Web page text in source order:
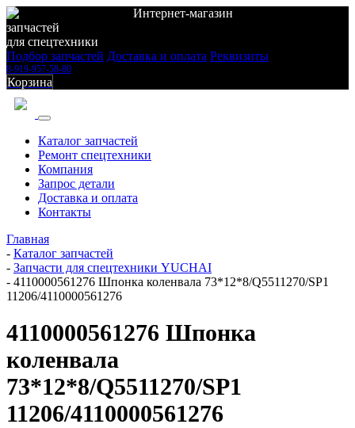
Интернет-магазин
запчастей
для спецтехники
Подбор запчастей Доставка и оплата Реквизиты
8-919-957-58-80
Корзина
Каталог запчастей
Ремонт спецтехники
Компания
Запрос детали
Доставка и оплата
Контакты
Главная
- Каталог запчастей
- Запчасти для спецтехники YUCHAI
- 4110000561276 Шпонка коленвала 73*12*8/Q5511270/SP1
11206/4110000561276
4110000561276 Шпонка
коленвала
73*12*8/Q5511270/SP1
11206/4110000561276